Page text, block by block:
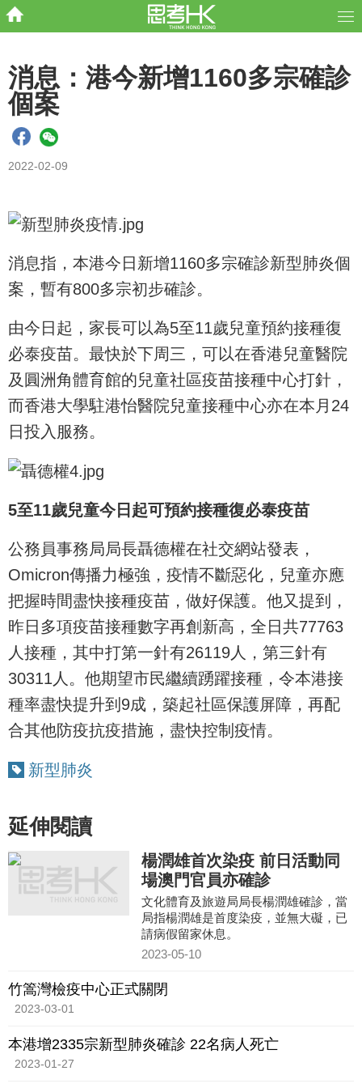
消息：港今新增1160多宗確診
個案
2022-02-09
消息指，本港今日新增1160多宗確診新型肺炎個
案，暫有800多宗初步確診。
由今日起，家長可以為5至11歲兒童預約接種復
必泰疫苗。最快於下周三，可以在香港兒童醫院
及圓洲角體育館的兒童社區疫苗接種中心打針，
而香港大學駐港怡醫院兒童接種中心亦在本月24
日投入服務。
5至11歲兒童今日起可預約接種復必泰疫苗
公務員事務局局長聶德權在社交網站發表，
Omicron傳播力極強，疫情不斷惡化，兒童亦應
把握時間盡快接種疫苗，做好保護。他又提到，
昨日多項疫苗接種數字再創新高，全日共77763
人接種，其中打第一針有26119人，第三針有
30311人。他期望市民繼續踴躍接種，令本港接
種率盡快提升到9成，築起社區保護屏障，再配
合其他防疫抗疫措施，盡快控制疫情。
新型肺炎
延伸閱讀
楊潤雄首次染疫 前日活動同
場澳門官員亦確診
文化體育及旅遊局局長楊潤雄確診，當
局指楊潤雄是首度染疫，並無大礙，已
請病假留家休息。
2023-05-10
竹篙灣檢疫中心正式關閉
2023-03-01
本港增2335宗新型肺炎確診 22名病人死亡
2023-01-27